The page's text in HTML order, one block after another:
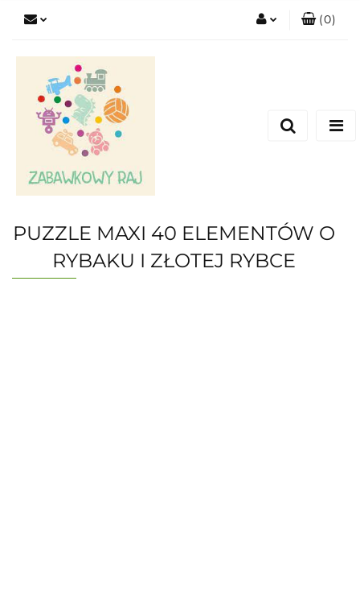
(0)
PUZZLE MAXI 40 ELEMENTÓW O
RYBAKU I ZŁOTEJ RYBCE